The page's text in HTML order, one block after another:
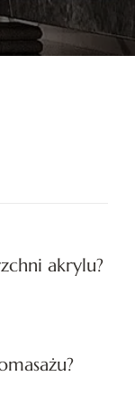
akrylu?